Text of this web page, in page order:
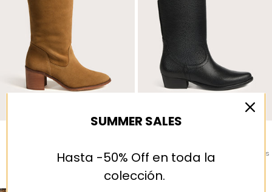
Precio de oferta 2 COLORES Precio de oferta
$148.95 +8 COLORES
SUMMER SALES
Hasta -50% Off en toda la
colección.